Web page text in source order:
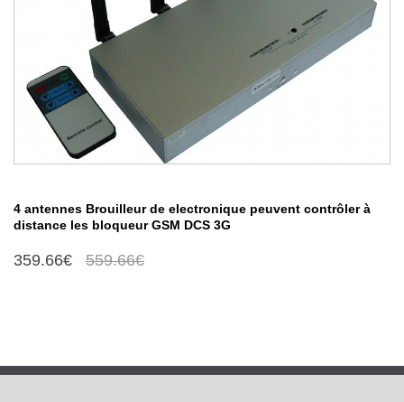
4 antennes Brouilleur de electronique peuvent contrôler à
distance les bloqueur GSM DCS 3G
359.66€ 559.66€